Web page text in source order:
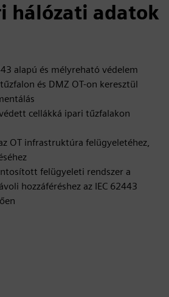
hálózati adatok
alapú és mélyreható védelem
és DMZ OT-on keresztül
cellákká ipari tűzfalakon
OT infrastruktúra felügyeletéhez,
felügyeleti rendszer a
hozzáféréshez az IEC 62443